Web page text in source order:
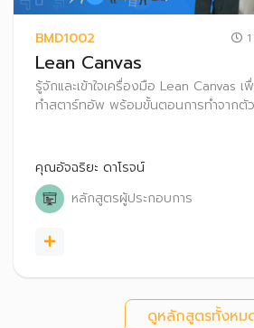
BMD1002
Lean Canvas
รู้จักและเข้าใจเครื่องมือ Lean Canvas เ
ทำสตาร์ทอัพ พร้อมขั้นตอนการทำจากตั
คุณอัจฉริยะ ดาโรจน์
หลักสูตรผู้ประกอบการ
ดูหลักสูตรทั้งหม